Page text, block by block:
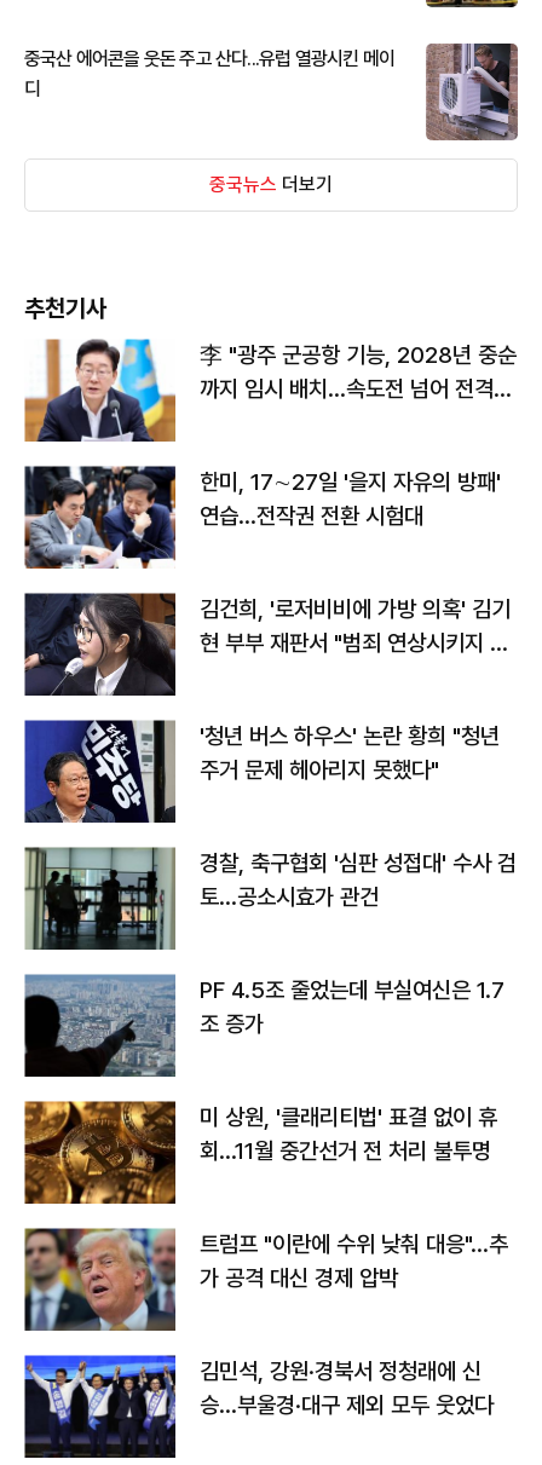
중국산 에어콘을 웃돈 주고 산다...유럽 열광시킨 메이
디
중국뉴스 더보기
추천기사
李 "광주 군공항 기능, 2028년 중순
까지 임시 배치…속도전 넘어 전격
한미, 17∼27일 '을지 자유의 방패'
연습…전작권 전환 시험대
김건희, '로저비비에 가방 의혹' 김기
현 부부 재판서 "범죄 연상시키지 말
'청년 버스 하우스' 논란 황희 "청년
주거 문제 헤아리지 못했다"
경찰, 축구협회 '심판 성접대' 수사 검
토…공소시효가 관건
PF 4.5조 줄었는데 부실여신은 1.7
조 증가
미 상원, '클래리티법' 표결 없이 휴
회…11월 중간선거 전 처리 불투명
트럼프 "이란에 수위 낮춰 대응"…추
가 공격 대신 경제 압박
김민석, 강원·경북서 정청래에 신
승…부울경·대구 제외 모두 웃었다